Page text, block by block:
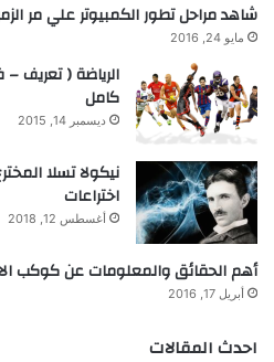
شاهد مراحل تطور الكمبيوتر علي مر
مايو 24, 2016
الرياضة ( تعريف
كامل
ديسمبر 14, 2015
اختراعات
أغسطس 12, 2018
أهم الحقائق والمعلومات عن كوكب
أبريل 17, 2016
احدث المقالات